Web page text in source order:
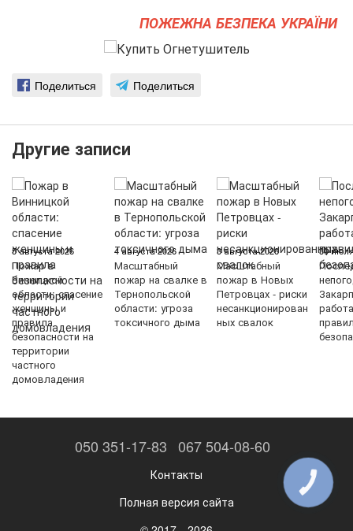
ПОЖЕЖНА БЕЗПЕКА УКРАЇНИ
Поделиться Поделиться
Другие записи
5 августа 2026
Пожар в
Винницкой
области: спасение
женщины и
правила
безопасности на
территории
частного
домовладения
4 августа 2026
Масштабный
пожар на свалке в
Тернопольской
области: угроза
токсичного дыма
3 августа 2026
Масштабный
пожар в Новых
Петровцах - риски
несанкционирован
ных свалок
30
050 351-17-83 067 504-08-60
Контакты
Полная версия сайта
КНОПКА
ЗВ'ЯЗКУ